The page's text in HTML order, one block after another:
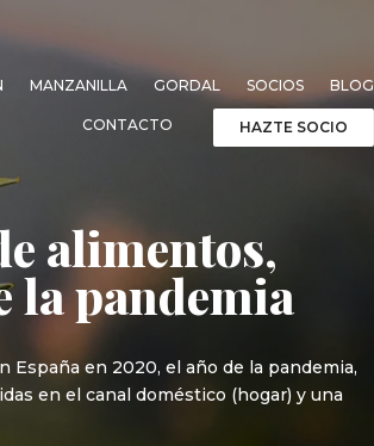
MANZANILLA GORDAL SOCIOS BLOG
CONTACTO HAZTE SOCIO
alimentos,
la pandemia
en 2020, el año de la pandemia,
en el canal doméstico (hogar) y una